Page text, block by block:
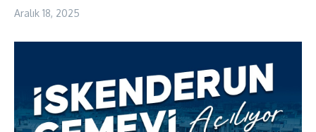
Aralık 18, 2025